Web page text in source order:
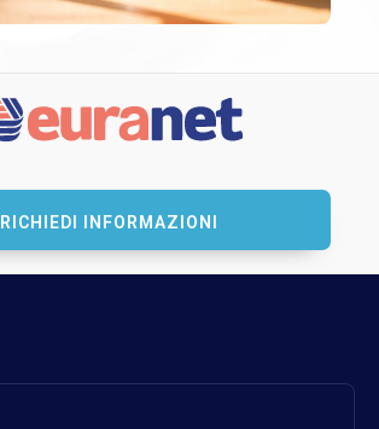
RICHIEDI INFORMAZIONI